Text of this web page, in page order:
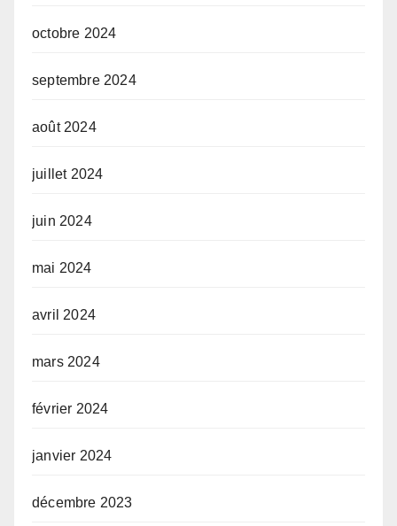
octobre 2024
septembre 2024
août 2024
juillet 2024
juin 2024
mai 2024
avril 2024
mars 2024
février 2024
janvier 2024
décembre 2023